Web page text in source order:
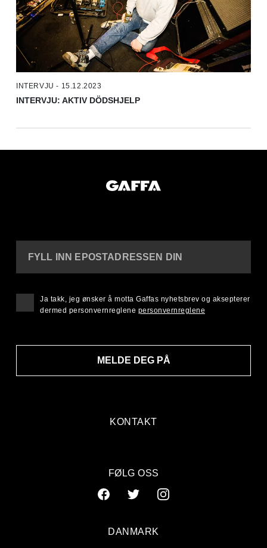
INTERVJU - 15.12.2023
INTERVJU: AKTIV DÖDSHJELP
KONTAKT
FYLL INN EPOSTADRESSEN DIN
MELDE DEG PÅ
Ja takk, jeg ønsker å motta Gaffas nyhetsbrev og aksepterer
dermed personvernreglene personvernreglene
FØLG OSS
DANMARK